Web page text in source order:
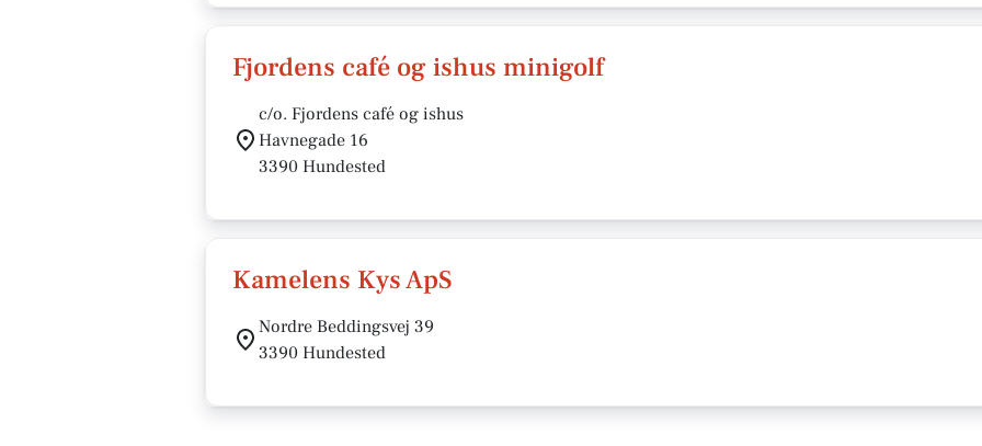
Fjordens café og ishus minigolf
c/o. Fjordens café og ishus
Havnegade 16
3390 Hundested
Kamelens Kys ApS
Nordre Beddingsvej 39
3390 Hundested